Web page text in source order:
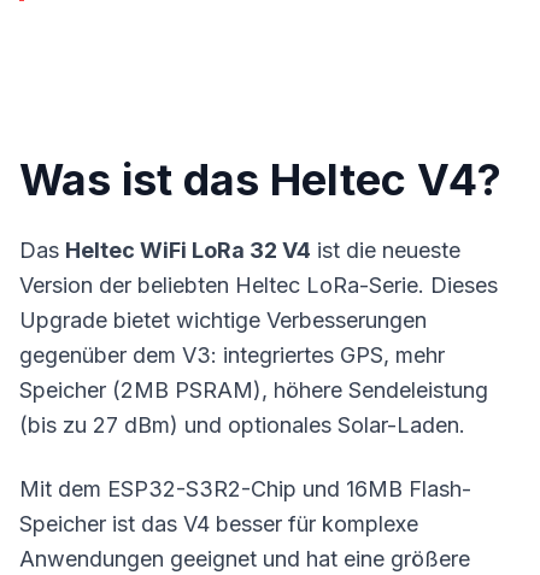
Was ist das Heltec V4?
Das Heltec WiFi LoRa 32 V4 ist die neueste
Version der beliebten Heltec LoRa-Serie. Dieses
Upgrade bietet wichtige Verbesserungen
gegenüber dem V3: integriertes GPS, mehr
Speicher (2MB PSRAM), höhere Sendeleistung
(bis zu 27 dBm) und optionales Solar-Laden.
Mit dem ESP32-S3R2-Chip und 16MB Flash-
Speicher ist das V4 besser für komplexe
Anwendungen geeignet und hat eine größere